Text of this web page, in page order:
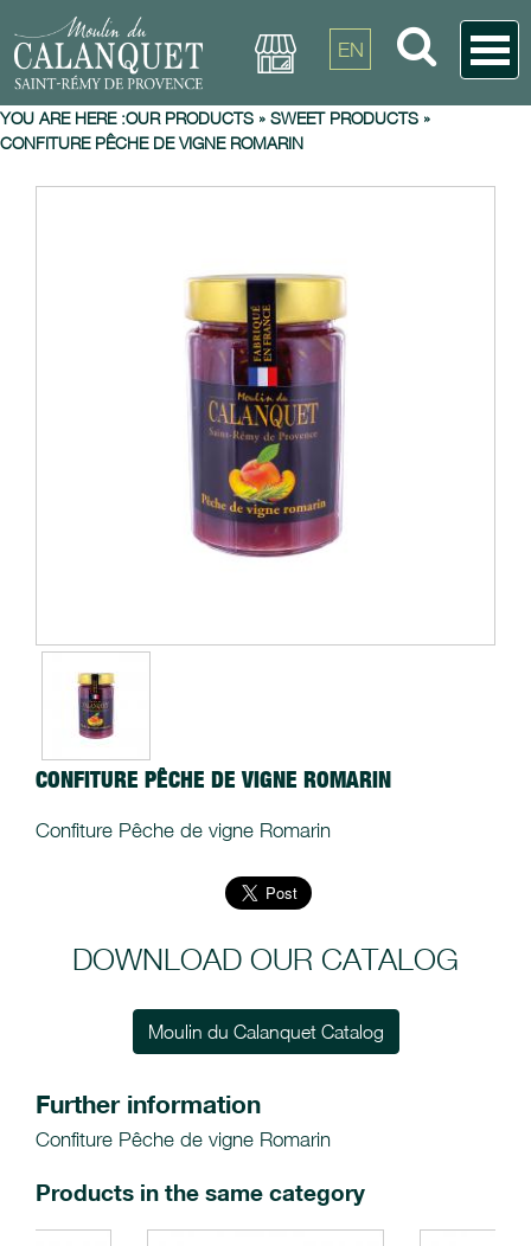
EN
YOU ARE HERE :OUR PRODUCTS » SWEET PRODUCTS »
CONFITURE PÊCHE DE VIGNE ROMARIN
CONFITURE PÊCHE DE VIGNE ROMARIN
Confiture Pêche de vigne Romarin
DOWNLOAD OUR CATALOG
Moulin du Calanquet Catalog
Further information
Confiture Pêche de vigne Romarin
Products in the same category